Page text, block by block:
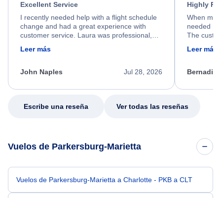
Excellent Service
I recently needed help with a flight schedule
change and had a great experience with
customer service. Laura was professional,
friendly, and very helpful throughout the
process. She quickly found a solution and
appreciate her excellent service.
Leer más
Jul 28, 2026
John Naples
Highly
When my
needed
The
calm,
my issue.
Leer más
Escribe una reseña Ver todas las reseñas
Vuelos de Parkersburg-Marietta
Vuelos de Parkersburg-Marietta a Charlotte - PKB a CLT